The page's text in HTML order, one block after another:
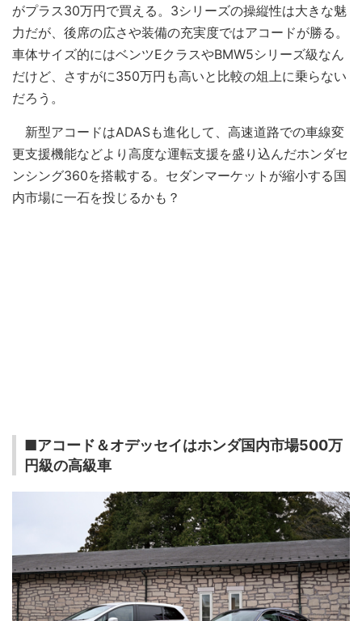
がプラス30万円で買える。3シリーズの操縦性は大きな魅
力だが、後席の広さや装備の充実度ではアコードが勝る。
車体サイズ的にはベンツEクラスやBMW5シリーズ級なん
だけど、さすがに350万円も高いと比較の俎上に乗らない
だろう。
新型アコードはADASも進化して、高速道路での車線変
更支援機能などより高度な運転支援を盛り込んだホンダセ
ンシング360を搭載する。セダンマーケットが縮小する国
内市場に一石を投じるかも？
■アコード＆オデッセイはホンダ国内市場500万
円級の高級車